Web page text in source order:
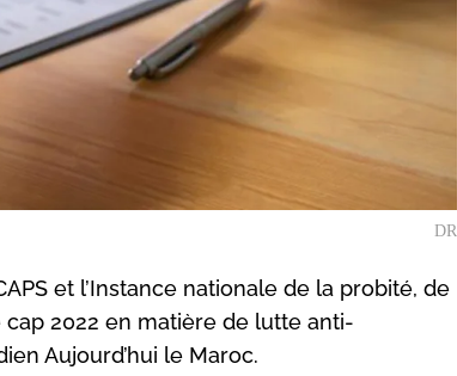
DR
et l’Instance nationale de la probité, de
2022 en matière de lutte anti-
Aujourd’hui le Maroc.